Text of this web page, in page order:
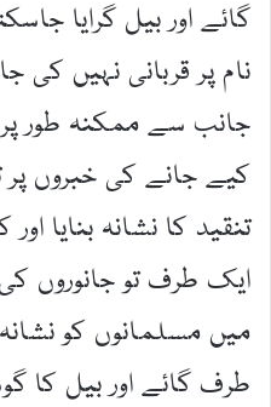
گائے اور بیل گرایا
نام پر قربانی نہیں
جانب سے ممکنہ طور
کیے جانے کی خبروں پر
تنقید کا نشانہ بنایا
ایک طرف تو جانوروں
میں مسلمانوں کو
طرف گائے اور بیل کا